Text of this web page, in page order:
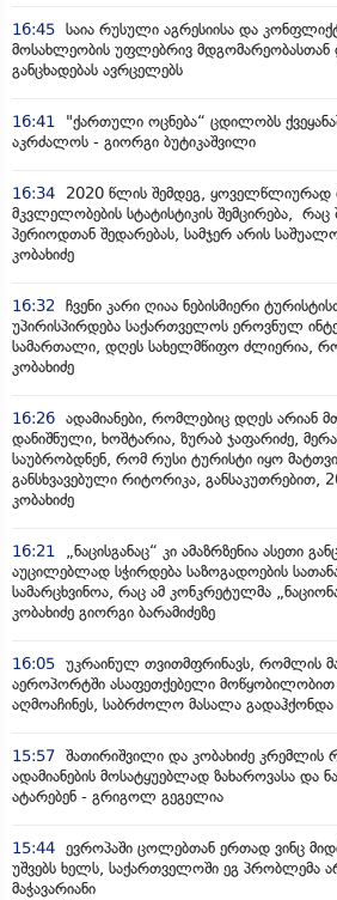
16:45 საია რუსული აგრესიისა და
მოსახლეობის უფლებრივ მდგომარეობასთან
განცხადებას ავრცელებს
16:41
"ქართული ოცნება“ ცდილობს
აკრძალოს - გიორგი ბუტიკაშვილი
16:34
2020 წლის შემდეგ, ყოველწლიურად
მკვლელობების სტატისტიკის შემცირება, რაც
პერიოდთან შედარებას, სამჯერ არის
კობახიძე
16:32
ჩვენი კარი ღიაა ნებისმიერი
უპირისპირდება საქართველოს ეროვნულ
სამართალი, დღეს სახელმწიფო ძლიერია,
კობახიძე
16:26 ადამიანები, რომლებიც დღეს არიან
დანიშნული, ხოშტარია, ზურაბ ჯაფარიძე,
საუბრობდნენ, რომ რუსი ტურისტი იყო
განსხვავებული რიტორიკა, განსაკუთრებით,
კობახიძე
16:21
„ნაცისგანაც“ კი ამაზრზენია ასეთი
აუცილებლად სჭირდება საზოგადოების
სამარცხვინოა, რაც ამ კონკრეტულმა
კობახიძე გიორგი ბარამიძეზე
16:05 უკრაინულ თვითმფრინავს, რომლის
აეროპორტში ასაფეთქებელი
აღმოაჩინეს, საბრძოლო მასალა გადაჰქონდა
15:57 შათირიშვილი და კობახიძე კრემლის
ადამიანების მოსატყუებლად ზახაროვასა და
ატარებენ - გრიგოლ გეგელია
15:44 ევროპაში ცოლებთან ერთად ვინც
უშვებს ხელს, საქართველოში ეგ პრობლემა
მაჭავარიანი